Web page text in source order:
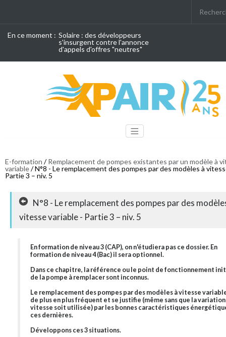
En ce moment : Solaire : des développeurs
s'insurgent contre l'annonce
d'appels d'offres "neutres"
E-formation /Remplacement de pompes existantes par un modèle à
variable/ N°8 - Le remplacement des pompes par des modèles à
Partie 3 – niv. 5
N°8 - Le remplacement des pompes par des
vitesse variable - Partie 3 – niv. 5
En formation de niveau 3 (CAP), on n'étudiera pas ce dossier. En
formation de niveau 4 (Bac) il sera optionnel.
Dans ce chapitre, la référence ou le point de fonctionnement
de la pompe à remplacer sont inconnus.
Le remplacement des pompes par des modèles à vitesse
de plus en plus fréquent et se justifie (même sans que la
vitesse soit utilisée) par les bonnes caractéristiques
ces dernières.
Développons ces 3 situations.